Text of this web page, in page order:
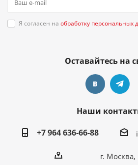
Я согласен на обработку персональных
Оставайтесь на
Наши
+7 964 636-66-88
г. Москва,